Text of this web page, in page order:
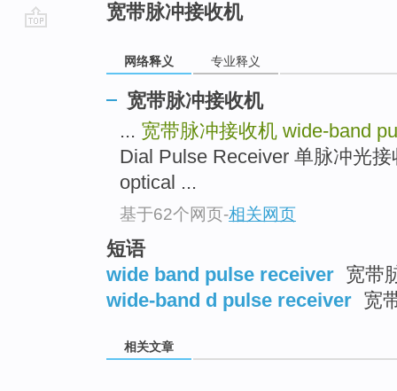
宽带脉冲接收机
网络释义 专业释义
宽带脉冲接收机
... 宽带脉冲接收机 wide-band
Dial Pulse Receiver 单脉冲光
optical ...
基于62个网页-相关网页
短语
wide band pulse receiver 宽带
wide-band d pulse receiver 宽
相关文章